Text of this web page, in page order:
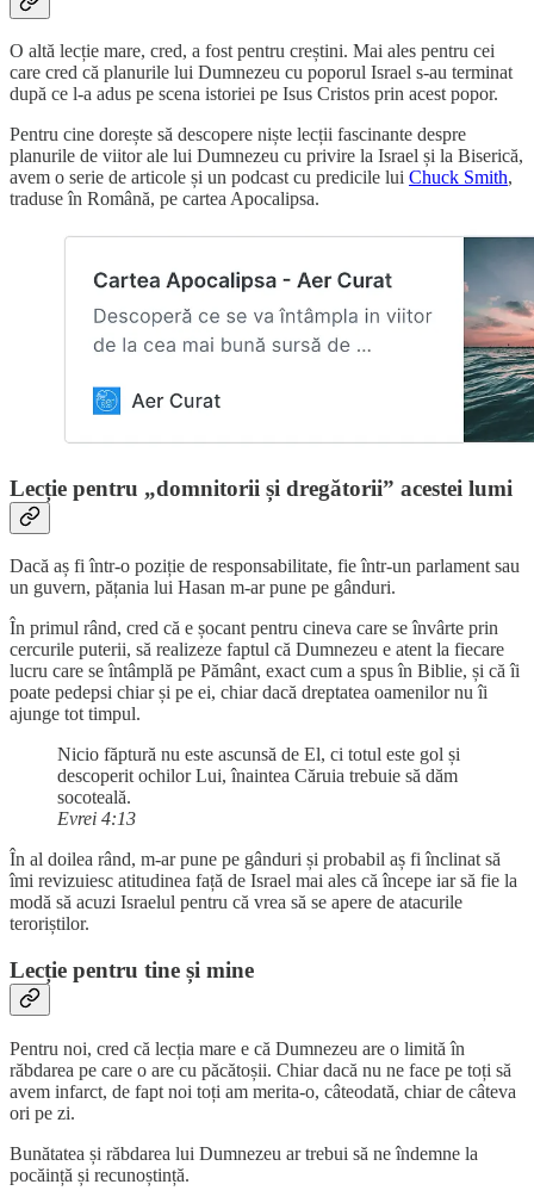
O altă lecție mare, cred, a fost pentru creștini. Mai ales pentru cei
care cred că planurile lui Dumnezeu cu poporul Israel s-au terminat
după ce l-a adus pe scena istoriei pe Isus Cristos prin acest popor.
Pentru cine dorește să descopere niște lecții fascinante despre
planurile de viitor ale lui Dumnezeu cu privire la Israel și la Biserică,
avem o serie de articole și un podcast cu predicile lui Chuck Smith,
traduse în Română, pe cartea Apocalipsa.
Lecție pentru „domnitorii și dregătorii” acestei lumi
Dacă aș fi într-o poziție de responsabilitate, fie într-un parlament sau
un guvern, pățania lui Hasan m-ar pune pe gânduri.
În primul rând, cred că e șocant pentru cineva care se învârte prin
cercurile puterii, să realizeze faptul că Dumnezeu e atent la fiecare
lucru care se întâmplă pe Pământ, exact cum a spus în Biblie, și că îi
poate pedepsi chiar și pe ei, chiar dacă dreptatea oamenilor nu îi
ajunge tot timpul.
Nicio făptură nu este ascunsă de El, ci totul este gol și
descoperit ochilor Lui, înaintea Căruia trebuie să dăm
socoteală.
Evrei 4:13
În al doilea rând, m-ar pune pe gânduri și probabil aș fi înclinat să
îmi revizuiesc atitudinea față de Israel mai ales că începe iar să fie la
modă să acuzi Israelul pentru că vrea să se apere de atacurile
teroriștilor.
Lecție pentru tine și mine
Pentru noi, cred că lecția mare e că Dumnezeu are o limită în
răbdarea pe care o are cu păcătoșii. Chiar dacă nu ne face pe toți să
avem infarct, de fapt noi toți am merita-o, câteodată, chiar de câteva
ori pe zi.
Bunătatea și răbdarea lui Dumnezeu ar trebui să ne îndemne la
pocăință și recunoștință.